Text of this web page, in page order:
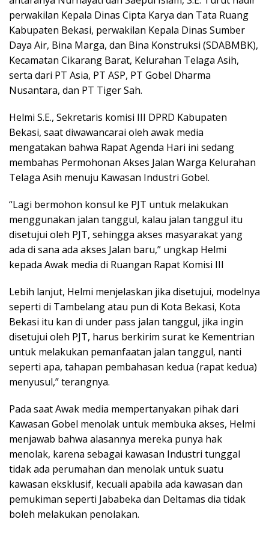
perwakilan Kepala Dinas Cipta Karya dan Tata Ruang
Kabupaten Bekasi, perwakilan Kepala Dinas Sumber
Daya Air, Bina Marga, dan Bina Konstruksi (SDABMBK),
Kecamatan Cikarang Barat, Kelurahan Telaga Asih,
serta dari PT Asia, PT ASP, PT Gobel Dharma
Nusantara, dan PT Tiger Sah.
Helmi S.E., Sekretaris komisi III DPRD Kabupaten
Bekasi, saat diwawancarai oleh awak media
mengatakan bahwa Rapat Agenda Hari ini sedang
membahas Permohonan Akses Jalan Warga Kelurahan
Telaga Asih menuju Kawasan Industri Gobel.
“Lagi bermohon konsul ke PJT untuk melakukan
menggunakan jalan tanggul, kalau jalan tanggul itu
disetujui oleh PJT, sehingga akses masyarakat yang
ada di sana ada akses Jalan baru,” ungkap Helmi
kepada Awak media di Ruangan Rapat Komisi III
Lebih lanjut, Helmi menjelaskan jika disetujui, modelnya
seperti di Tambelang atau pun di Kota Bekasi, Kota
Bekasi itu kan di under pass jalan tanggul, jika ingin
disetujui oleh PJT, harus berkirim surat ke Kementrian
untuk melakukan pemanfaatan jalan tanggul, nanti
seperti apa, tahapan pembahasan kedua (rapat kedua)
menyusul,” terangnya.
Pada saat Awak media mempertanyakan pihak dari
Kawasan Gobel menolak untuk membuka akses, Helmi
menjawab bahwa alasannya mereka punya hak
menolak, karena sebagai kawasan Industri tunggal
tidak ada perumahan dan menolak untuk suatu
kawasan eksklusif, kecuali apabila ada kawasan dan
pemukiman seperti Jababeka dan Deltamas dia tidak
boleh melakukan penolakan.